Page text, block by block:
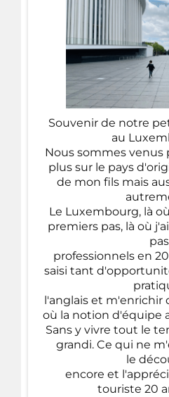
Souvenir de notre
au
Nous sommes venus
plus sur le pays
de mon fils mais
Le Luxembourg, là
premiers pas, là où
pas
professionnels en
saisi tant
l'anglais et m'enrichir
où la notion d'équipe
Sans y vivre tout le
grandi. Ce qui ne
le
encore et
touriste 20